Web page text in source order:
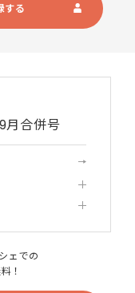
する
月合併号
ェでの
！